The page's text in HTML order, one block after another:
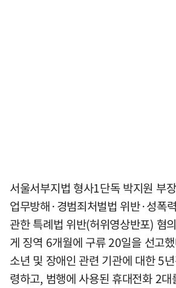
서울서부지법 형사1단독 박지원 부
업무방해·경범죄처벌법 위반·성폭
관한 특례법 위반(허위영상반포) 혐
게 징역 6개월에 구류 20일을 선고
소년 및 장애인 관련 기관에 대한 5
령하고, 범행에 사용된 휴대전화 2대